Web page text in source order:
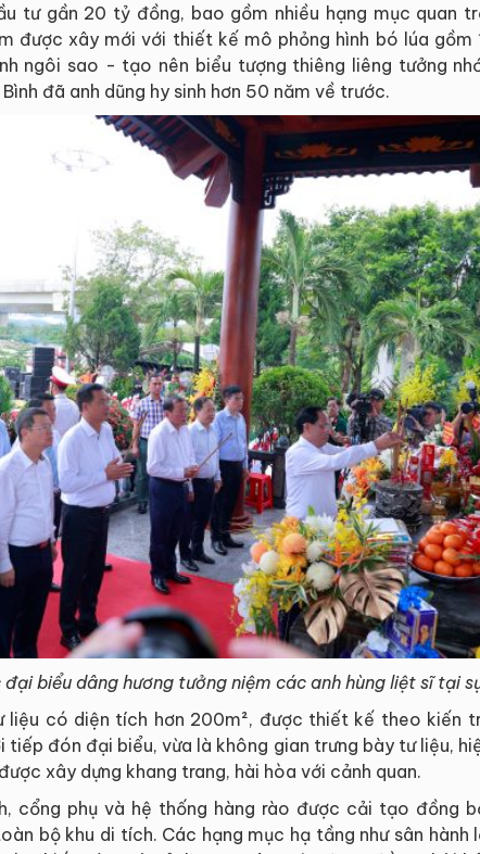
tư gần 20 tỷ đồng, bao gồm nhiều hạng mục quan
được xây mới với thiết kế mô phỏng hình bó lúa gồm
ngôi sao - tạo nên biểu tượng thiêng liêng tưởng
đã anh dũng hy sinh hơn 50 năm về trước.
đại biểu dâng hương tưởng niệm các anh hùng liệt sĩ tại
liệu có diện tích hơn 200m², được thiết kế theo kiến
tiếp đón đại biểu, vừa là không gian trưng bày tư liệu,
xây dựng khang trang, hài hòa với cảnh quan.
cổng phụ và hệ thống hàng rào được cải tạo đồng
bộ khu di tích. Các hạng mục hạ tầng như sân hành